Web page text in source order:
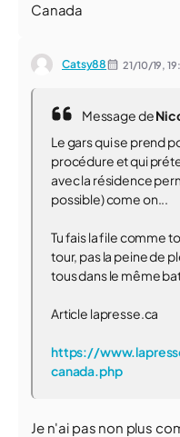
Canada
Catsy88 21/10/19,
Message de
Le gars qui se prend
procédure et qui
avec la résidence
possible) come on...
Tu fais la file comme
tour, pas la peine de
tous dans le même
Article lapresse.ca
https://
canada.php
Je n'ai pas non plus